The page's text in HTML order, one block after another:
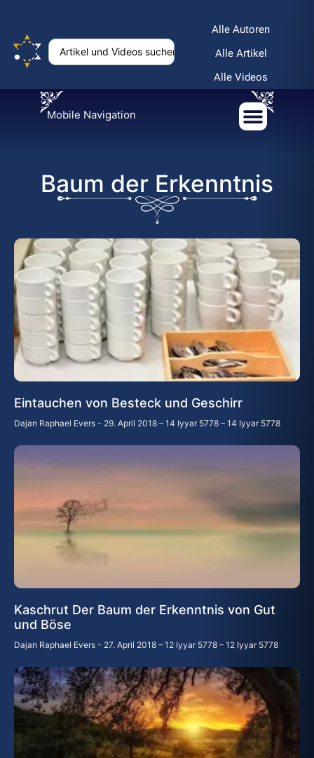
Alle Autoren
Alle Artikel
Alle Videos
Mobile Navigation
Baum der Erkenntnis
Eintauchen von Besteck und Geschirr
Dajan Raphael Evers 29. April 2018 – 14 Iyyar 5778 – 14 Iyyar 5778
Kaschrut Der Baum der Erkenntnis von Gut
und Böse
Dajan Raphael Evers 27. April 2018 – 12 Iyyar 5778 – 12 Iyyar 5778